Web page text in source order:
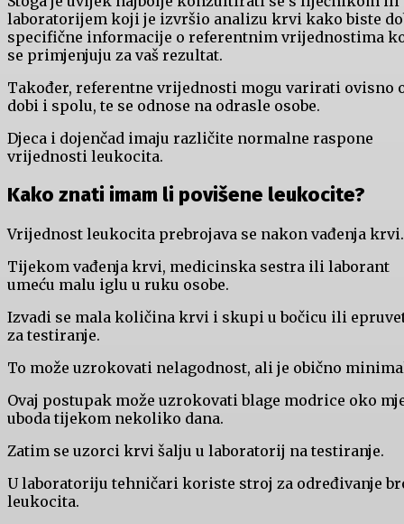
laboratorijem koji je izvršio analizu krvi kako biste
specifične informacije o referentnim vrijednostima
se primjenjuju za vaš rezultat.
Također, referentne vrijednosti mogu varirati ovisno
dobi i spolu, te se odnose na odrasle osobe.
Djeca i dojenčad imaju različite normalne raspone
vrijednosti leukocita.
Kako znati imam li povišene leukocite?
Vrijednost leukocita prebrojava se nakon vađenja krvi.
Tijekom vađenja krvi, medicinska sestra ili laborant
umeću malu iglu u ruku osobe.
Izvadi se mala količina krvi i skupi u bočicu ili
za testiranje.
To može uzrokovati nelagodnost, ali je obično
Ovaj postupak može uzrokovati blage modrice oko
uboda tijekom nekoliko dana.
Zatim se uzorci krvi šalju u laboratorij na testiranje.
U laboratoriju tehničari koriste stroj za određivanje
leukocita.